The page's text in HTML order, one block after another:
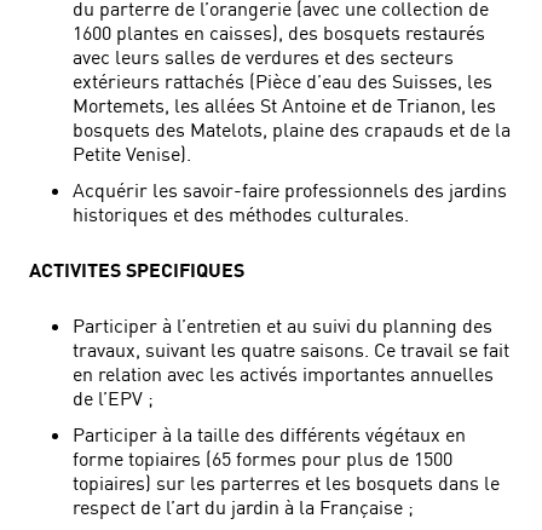
du parterre de l’orangerie (avec une collection de
1600 plantes en caisses), des bosquets restaurés
avec leurs salles de verdures et des secteurs
extérieurs rattachés (Pièce d’eau des Suisses, les
Mortemets, les allées St Antoine et de Trianon, les
bosquets des Matelots, plaine des crapauds et de la
Petite Venise).
Acquérir les savoir-faire professionnels des jardins
historiques et des méthodes culturales.
ACTIVITES SPECIFIQUES
Participer à l’entretien et au suivi du planning des
travaux, suivant les quatre saisons. Ce travail se fait
en relation avec les activés importantes annuelles
de l’EPV ;
Participer à la taille des différents végétaux en
forme topiaires (65 formes pour plus de 1500
topiaires) sur les parterres et les bosquets dans le
respect de l’art du jardin à la Française ;